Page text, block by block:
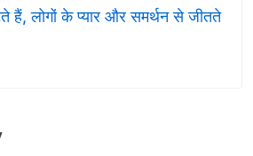
हैं, लोगों के प्यार और समर्थन से जीतते